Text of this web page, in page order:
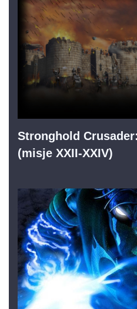
Stronghold
(misje XXII-XXIV)